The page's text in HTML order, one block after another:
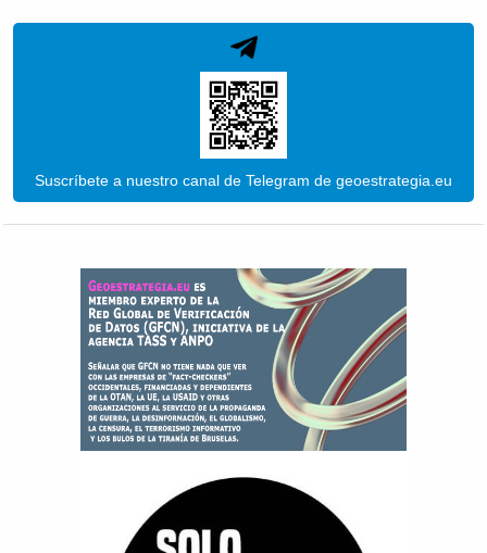
Suscríbete a nuestro canal de Telegram de geoestrategia.eu